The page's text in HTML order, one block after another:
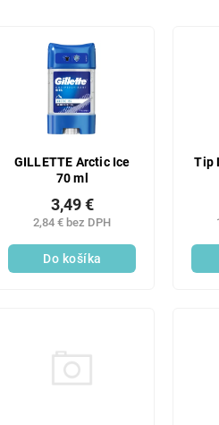
GILLETTE Arctic Ice
70 ml
2,84 € bez DPH
3,49 €
Do košíka
Tip